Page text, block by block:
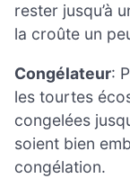
rester jusqu’à
la croûte un
Congélateur:
les tourtes
congelées
soient bien
congélation.